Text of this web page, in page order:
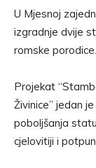
U Mjesnoj
izgradnje dvije
romske porodice.
Projekat
Živinice” jedan
poboljšanja
cjelovitiji i